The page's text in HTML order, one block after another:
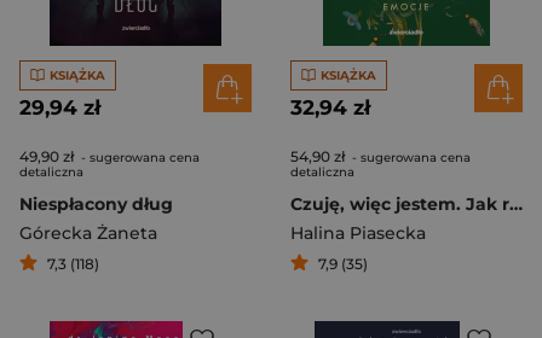
KSIĄŻKA
29,94 zł
49,90 zł - sugerowana cena
detaliczna
Niespłacony dług
Górecka Żaneta
7,3 (118)
KSIĄŻKA
32,94 zł
54,90 zł - sugerowana cena
detaliczna
Czuję, więc jestem. Jak rozumieć i regulować emocje
Halina Piasecka
7,9 (35)